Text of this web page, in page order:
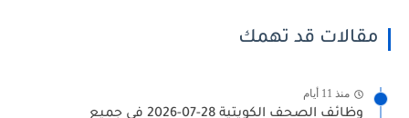
مقالات قد تهمك
منذ 11 أيام
وظائف الصحف الكويتية 28-07-2026 في جميع